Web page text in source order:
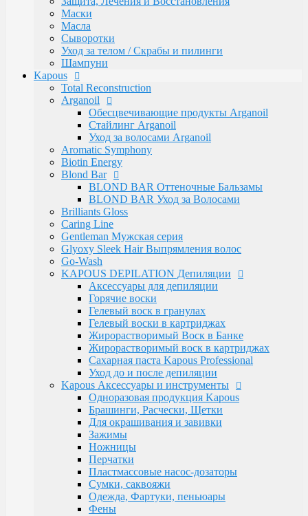
Жирорастворимый Воск в Банке
Жирорастворимый воск в картриджах
Сахарная паста Kapous Professional
Уход до и после депиляции
Kapous Аксессуары и инструменты
Одноразовая продукция Kapous
Брашинги, Расчески, Щетки
Для окрашивания и завивки
Зажимы
Ножницы
Перчатки
Пластмассовые насос-дозаторы
Сумки, саквояжи
Одежда, Фартуки, пеньюары
Фены
Life Color Оттеночные средства
Luxe Care
Macadamia Oil
Magic Keratin
Magic Keratin Стайлинг
Средства для долговременной завивки
Уход за волосами
Milk Line
Oliva and Avocado
Profilactic
Smooth and Curly
Treatment Лечебная
Ylang Ylang
Окрашивание Kapous
Кремообразная проявляющая эмульсия
Обесцвечивающие и специальные продукты
Окислительная Эмульсия "ActiOx"
Окрашивание Hyaluronic Acid
Окрашивание Studio
Окрашивание бровей и ресниц
Прямые пигменты Rainbow
Стайлинг Kapous
Уход за волосами HYALURONIC ACID
Уход за волосами PROFESSIONAL
Средства для химической завивки волос
Краски для бровей и ресниц
Маски
Масла
Сыворотки
Уход за телом / Скрабы и пилинги
Шампуни
Kapous
Total Reconstruction
Arganoil
Обесцвечивающие продукты Arganoil
Стайлинг Arganoil
Уход за волосами Arganoil
Aromatic Symphony
Biotin Energy
Blond Bar
BLOND BAR Оттеночные Бальзамы
BLOND BAR Уход за Волосами
Brilliants Gloss
Caring Line
Gentleman Мужская серия
Glyoxy Sleek Hair Выпрямления волос
Go-Wash
KAPOUS DEPILATION Депиляции
Аксессуары для депиляции
Горячие воски
Гелевый воск в гранулах
Гелевый воски в картриджах
Жирорастворимый Воск в Банке
Жирорастворимый воск в картриджах
Сахарная паста Kapous Professional
Уход до и после депиляции
Kapous Аксессуары и инструменты
Одноразовая продукция Kapous
Брашинги, Расчески, Щетки
Для окрашивания и завивки
Зажимы
Ножницы
Перчатки
Пластмассовые насос-дозаторы
Сумки, саквояжи
Одежда, Фартуки, пеньюары
Фены